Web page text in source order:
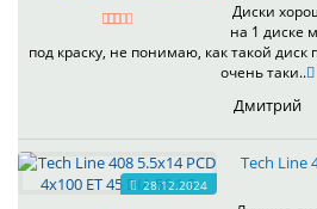
Диски
на 1 диске
под краску, не понимаю, как такой диск
очень таки..
Дмитрий
28.12.2024
Tech Line